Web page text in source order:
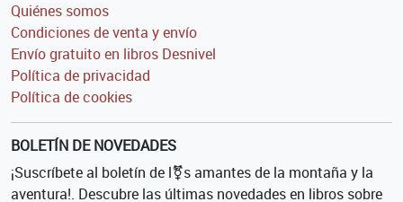
Quiénes somos
Condiciones de venta y envío
Envío gratuito en libros Desnivel
Política de privacidad
Política de cookies
BOLETÍN DE NOVEDADES
¡Suscríbete al boletín de l⚧s amantes de la montaña y la
aventura!. Descubre las últimas novedades en libros sobre